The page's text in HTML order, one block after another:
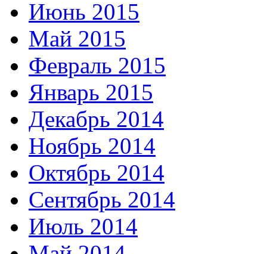
Июнь 2015
Май 2015
Февраль 2015
Январь 2015
Декабрь 2014
Ноябрь 2014
Октябрь 2014
Сентябрь 2014
Июль 2014